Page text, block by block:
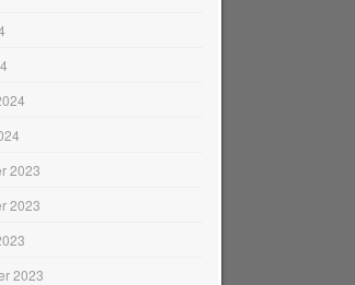
2023
2023
2023